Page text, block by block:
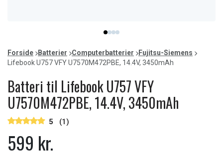
item
0
item
1
item
2
item
3
of
4
Forside Batterier Computerbatterier
Fujitsu-Siemens
Lifebook U757 VFY U7570M472PBE, 14.4V, 3450mAh
Batteri til Lifebook U757 VFY
U7570M472PBE, 14.4V, 3450mAh
5 (1)
599 kr.